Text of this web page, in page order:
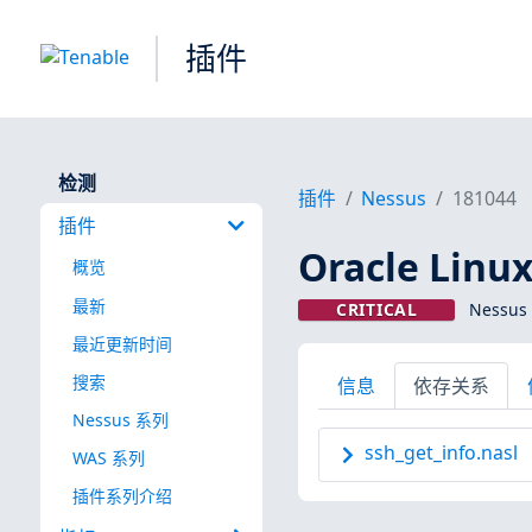
插件
检测
插件
概览
最新
最近更新时间
搜索
Nessus 系列
WAS 系列
插件系列介绍
插件 Nessus 181044
Oracle
CRITICAL Nessus
信息 依存关系
ssh_get_info.nasl